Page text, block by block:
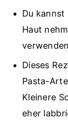
Du
Haut
verwenden
Dieses
Pasta-
Kleinere
eher